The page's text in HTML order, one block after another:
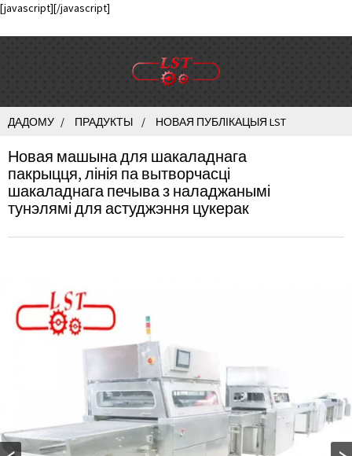
[javascript][/javascript]
ДАДОМУ ПРАДУКТЫ НОВАЯ ПУБЛІКАЦЫЯ LST
Новая машына для шакаладнага
пакрыцця, лінія па вытворчасці
шакаладнага печыва з наладжанымі
тунэлямі для астуджэння цукерак